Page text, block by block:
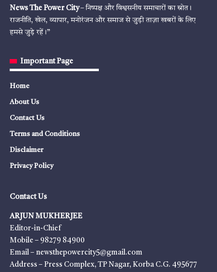
News The Power City– निष्पक्ष और विश्वसनीय समाचारों का स्रोत।
राजनीति, खेल, व्यापार, मनोरंजन और समाज से जुड़ी ताज़ा खबरों के लिए
हमसे जुड़े रहें।”
Important Page
Home
About Us
Contact Us
Terms and Conditions
Disclaimer
Privacy Policy
Contact Us
ARJUN MUKHERJEE
Editor-in-Chief
Mobile – 98279 84900
Email – newsthepowercity5@gmail.com
Address – Press Complex, TP Nagar, Korba C.G. 495677